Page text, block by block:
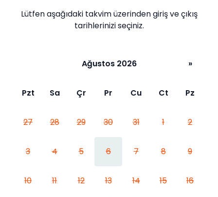
Lütfen aşağıdaki takvim üzerinden giriş ve çıkış
tarihlerinizi seçiniz.
Ağustos 2026 »
Pzt Sa Çr Pr Cu Ct Pz
27 28 29 30 31 1 2
3 4 5 6 7 8 9
10 11 12 13 14 15 16